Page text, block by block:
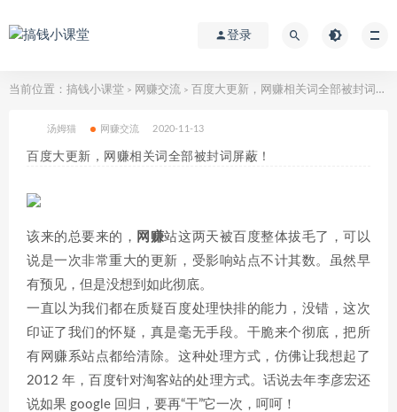
登录
当前位置： 搞钱小课堂 > 网赚交流 > 百度大更新，网赚相关词全部被封词屏蔽！
汤姆猫 网赚交流 2020-11-13
百度大更新，网赚相关词全部被封词屏蔽！
该来的总要来的， 网赚站这两天被百度整体拔毛了，可以
说是一次非常重大的更新，受影响站点不计其数。虽然早
有预见，但是没想到如此彻底。
一直以为我们都在质疑百度处理快排的能力，没错，这次
印证了我们的怀疑，真是毫无手段。干脆来个彻底，把所
有网赚系站点都给清除。这种处理方式，仿佛让我想起了
2012 年，百度针对淘客站的处理方式。话说去年李彦宏还
说如果 google 回归，要再“干”它一次，呵呵！